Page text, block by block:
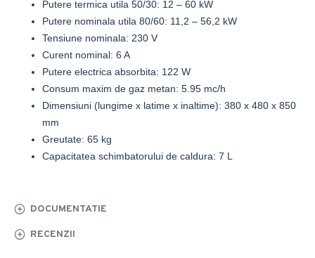
Putere termica utila 50/30: 12 – 60 kW
Putere nominala utila 80/60: 11,2 – 56,2 kW
Tensiune nominala: 230 V
Curent nominal: 6 A
Putere electrica absorbita: 122 W
Consum maxim de gaz metan: 5.95 mc/h
Dimensiuni (lungime x latime x inaltime): 380 x 480 x 850
mm
Greutate: 65 kg
Capacitatea schimbatorului de caldura: 7 L
DOCUMENTATIE
RECENZII